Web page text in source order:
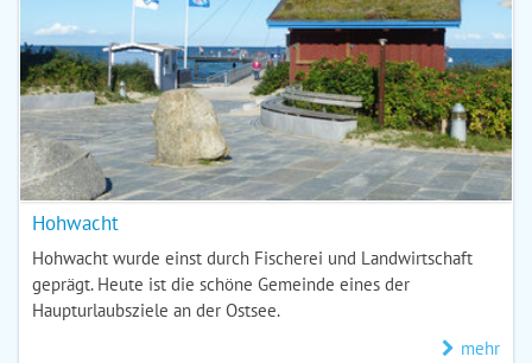
Hohwacht
Hohwacht wurde einst durch Fischerei und Landwirtschaft
geprägt. Heute ist die schöne Gemeinde eines der
Haupturlaubsziele an der Ostsee.
mehr